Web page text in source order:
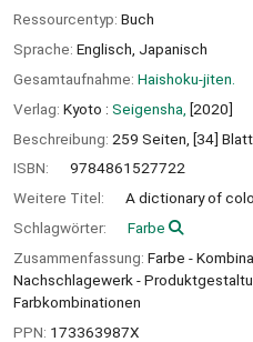
Ressourcentyp: Buch
Sprache: Englisch Japanisch
Gesamtaufnahme: Haishoku-jiten.
Verlag: Kyoto : Seigensha, [2020]
Beschreibung: 259 Seiten, [34]
ISBN:
9784861527722
Weitere Titel:
A dictionary of
Schlagwörter:
Farbe
Zusammenfassung: Farbe -
Nachschlagewerk -
Farbkombinationen
PPN: 173363987X